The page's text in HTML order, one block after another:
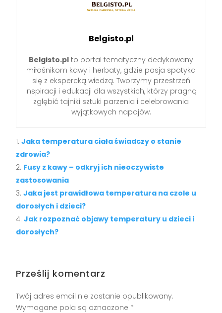
Belgisto.pl
Belgisto.pl to portal tematyczny dedykowany
miłośnikom kawy i herbaty, gdzie pasja spotyka
się z ekspercką wiedzą. Tworzymy przestrzeń
inspiracji i edukacji dla wszystkich, którzy pragną
zgłębić tajniki sztuki parzenia i celebrowania
wyjątkowych napojów.
Jaka temperatura ciała świadczy o stanie
zdrowia?
Fusy z kawy – odkryj ich nieoczywiste
zastosowania
Jaka jest prawidłowa temperatura na czole u
dorosłych i dzieci?
Jak rozpoznać objawy temperatury u dzieci i
dorosłych?
Prześlij komentarz
Twój adres email nie zostanie opublikowany.
Wymagane pola są oznaczone *